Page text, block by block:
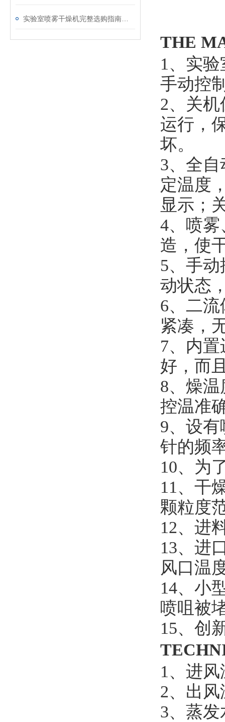
THE
1、实
手动控
2、关
运行，
坏。
3、全
定温度
显示；
4、喷
造，使
5、手
动状态
6、二
紧凑，
7、内
好，而
8、燥
控温准
9、设
针的频
10、为
11、干
颗粒度
12、进
13、进
风口温
14、小
喷咀被
15、创
1、进
2、出
3、蒸发